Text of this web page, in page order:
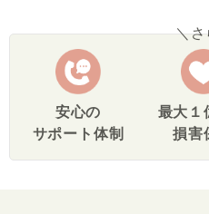
＼さ
安心の
サポート体制
最大１
損害